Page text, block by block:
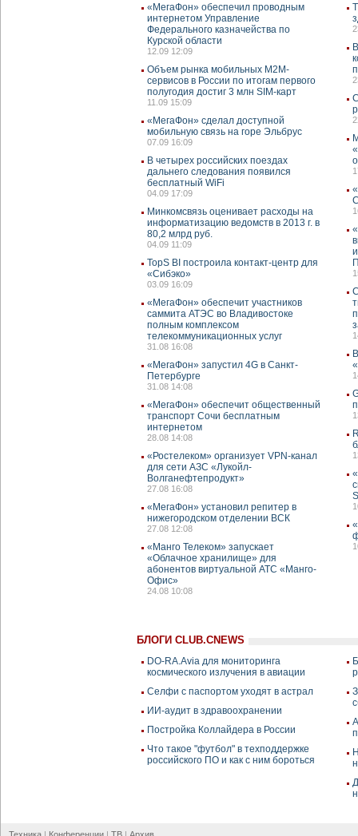
«МегаФон» обеспечил проводным
интернетом Управление
Федерального казначейства по
Курской области
12.09 12:09
Объем рынка мобильных М2М-
сервисов в России по итогам первого
полугодия достиг 3 млн SIM-карт
11.09 15:09
«МегаФон» сделал доступной
мобильную связь на горе Эльбрус
07.09 16:09
В четырех российских поездах
дальнего следования появился
бесплатный WiFi
04.09 17:09
Минкомсвязь оценивает расходы на
информатизацию ведомств в 2013 г. в
80,2 млрд руб.
04.09 11:09
TopS BI построила контакт-центр для
«Сибэко»
03.09 16:09
«МегаФон» обеспечит участников
саммита АТЭС во Владивостоке
полным комплексом
телекоммуникационных услуг
31.08 16:08
«МегаФон» запустил 4G в Санкт-
Петербурге
31.08 14:08
«МегаФон» обеспечит общественный
транспорт Сочи бесплатным
интернетом
28.08 14:08
«Ростелеком» организует VPN-канал
для сети АЗС «Лукойл-
Волганефтепродукт»
27.08 16:08
«МегаФон» установил репитер в
нижегородском отделении ВСК
27.08 12:08
«Манго Телеком» запускает
«Облачное хранилище» для
абонентов виртуальной АТС «Манго-
Офис»
24.08 10:08
БЛОГИ CLUB.CNEWS
DO-RA.Avia для мониторинга
космического излучения в авиации
Селфи с паспортом уходят в астрал
ИИ-аудит в здравоохранении
Постройка Коллайдера в России
Что такое "футбол" в техподдержке
российского ПО и как с ним бороться